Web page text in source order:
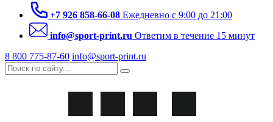
+7 926 858-66-08 Ежедневно с 9:00 до 21:00
info@sport-print.ru Ответим в течение 15 минут
8 800 775-87-60 info@sport-print.ru